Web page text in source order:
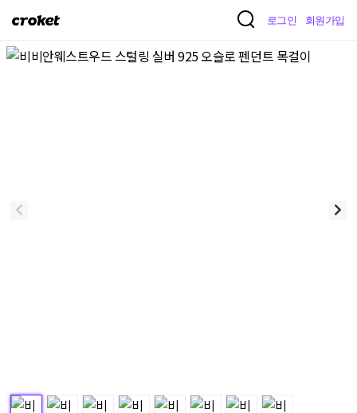
크
켓
로그인 회원가입